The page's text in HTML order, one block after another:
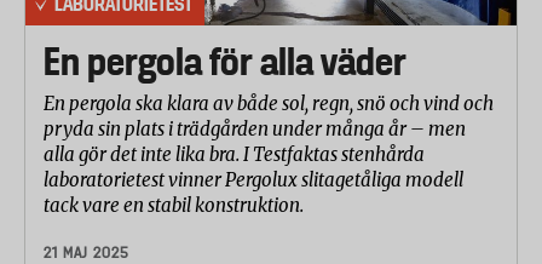
En pergola för alla väder
En pergola ska klara av både sol, regn, snö och vind och
pryda sin plats i trädgården under många år – men
alla gör det inte lika bra. I Testfaktas stenhårda
laboratorietest vinner Pergolux slitagetåliga modell
tack vare en stabil konstruktion.
21 MAJ 2025